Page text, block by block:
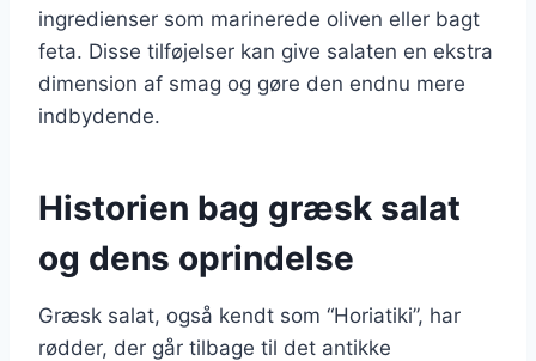
ingredienser som marinerede oliven eller bagt
feta. Disse tilføjelser kan give salaten en ekstra
dimension af smag og gøre den endnu mere
indbydende.
Historien bag græsk salat
og dens oprindelse
Græsk salat, også kendt som “Horiatiki”, har
rødder, der går tilbage til det antikke